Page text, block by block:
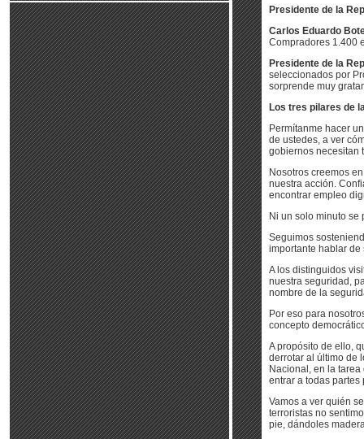
Presidente de la
Carlos Eduardo
Compradores 1.400
Presidente de la
seleccionados por
sorprende muy
Los tres pilares de
Permítanme hacer
de ustedes, a ver
gobiernos necesitan
Nosotros creemos
nuestra acción.
encontrar empleo
Ni un solo minuto se
Seguimos
importante hablar
A los distinguidos
nuestra seguridad,
nombre de la
Por eso para
concepto
A propósito de ello,
derrotar al último de
Nacional, en la
entrar a todas partes
Vamos a ver quién
terroristas no
pie, dándoles